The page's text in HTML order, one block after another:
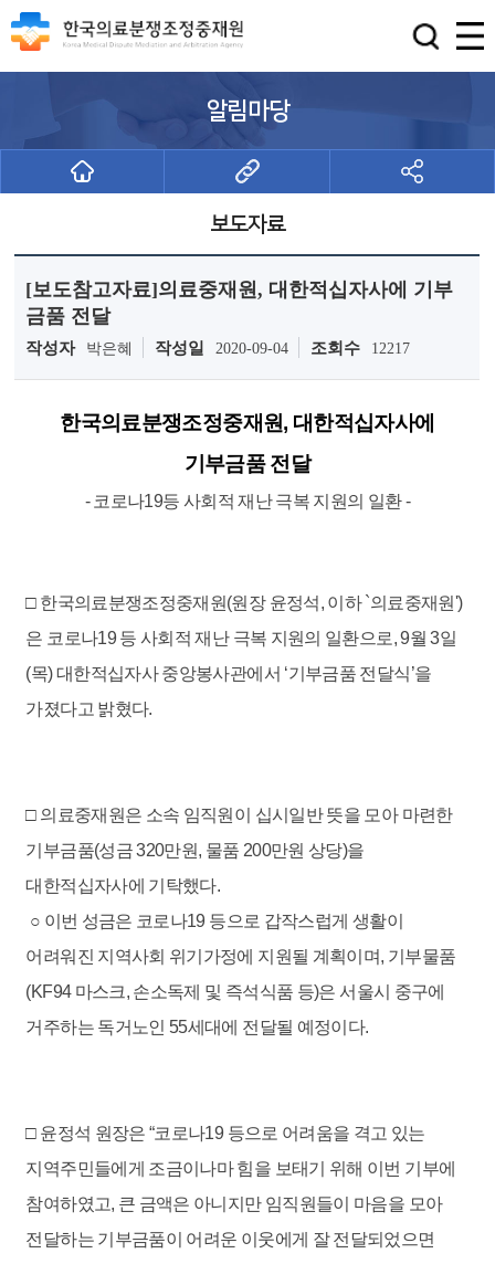
알림마당
보도자료
[보도참고자료]의료중재원, 대한적십자사에 기부
금품 전달
작성자 박은혜 작성일 2020-09-04 조회수 12217
한국의료분쟁조정중재원, 대한적십자사에
기부금품 전달
- 코로나19등 사회적 재난 극복 지원의 일환 -
□ 한국의료분쟁조정중재원(원장 윤정석, 이하 `의료중재원')
은 코로나19 등 사회적 재난 극복 지원의 일환으로, 9월 3일
(목) 대한적십자사 중앙봉사관에서 ‘기부금품 전달식’을
가졌다고 밝혔다.
□ 의료중재원은 소속 임직원이 십시일반 뜻을 모아 마련한
기부금품(성금 320만원, 물품 200만원 상당)을
대한적십자사에 기탁했다.
○ 이번 성금은 코로나19 등으로 갑작스럽게 생활이
어려워진 지역사회 위기가정에 지원될 계획이며, 기부물품
(KF94 마스크, 손소독제 및 즉석식품 등)은 서울시 중구에
거주하는 독거노인 55세대에 전달될 예정이다.
□ 윤정석 원장은 “코로나19 등으로 어려움을 격고 있는
지역주민들에게 조금이나마 힘을 보태기 위해 이번 기부에
참여하였고, 큰 금액은 아니지만 임직원들이 마음을 모아
전달하는 기부금품이 어려운 이웃에게 잘 전달되었으면